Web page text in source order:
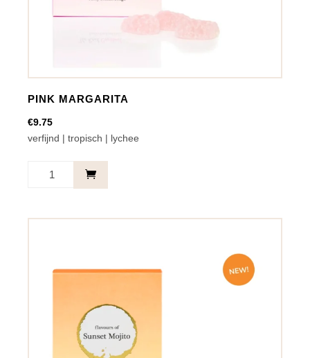
PINK MARGARITA
€9.75
verfijnd | tropisch | lychee